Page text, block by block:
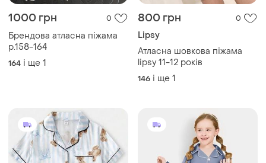
1000 грн 0
Брендова атласна піжама
р.158-164
164 і ще 1
800 грн 0
Lipsy
Атласна шовкова піжама
lipsy 11-12 років
146 і ще 1